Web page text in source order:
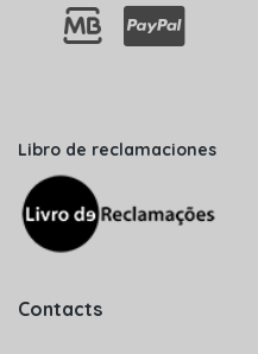
Libro de reclamaciones
Contacts